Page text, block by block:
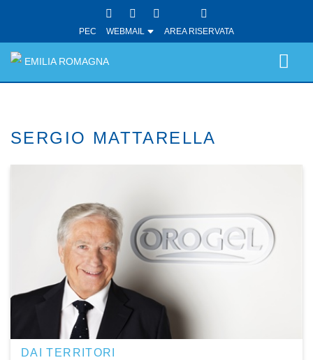
PEC WEBMAIL AREA RISERVATA
EMILIA ROMAGNA
SERGIO MATTARELLA
DAI TERRITORI